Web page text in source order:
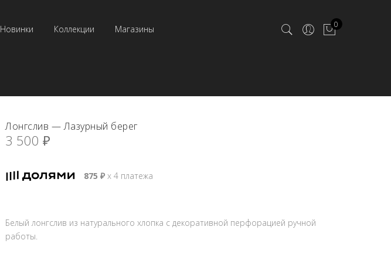
Новинки Коллекции Магазины 0
Лонгслив — Лазурный берег
3 500 ₽
875 ₽ х 4 платежа
Белый лонгслив из натурального хлопка с декоративной перфорацией ручной
работы.